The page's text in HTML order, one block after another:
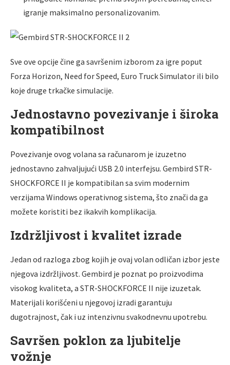
igranje maksimalno personalizovanim.
Sve ove opcije čine ga savršenim izborom za igre poput
Forza Horizon, Need for Speed, Euro Truck Simulator ili bilo
koje druge trkačke simulacije.
Jednostavno povezivanje i široka
kompatibilnost
Povezivanje ovog volana sa računarom je izuzetno
jednostavno zahvaljujući USB 2.0 interfejsu. Gembird STR-
SHOCKFORCE II je kompatibilan sa svim modernim
verzijama Windows operativnog sistema, što znači da ga
možete koristiti bez ikakvih komplikacija.
Izdržljivost i kvalitet izrade
Jedan od razloga zbog kojih je ovaj volan odličan izbor jeste
njegova izdržljivost. Gembird je poznat po proizvodima
visokog kvaliteta, a STR-SHOCKFORCE II nije izuzetak.
Materijali korišćeni u njegovoj izradi garantuju
dugotrajnost, čak i uz intenzivnu svakodnevnu upotrebu.
Savršen poklon za ljubitelje
vožnje